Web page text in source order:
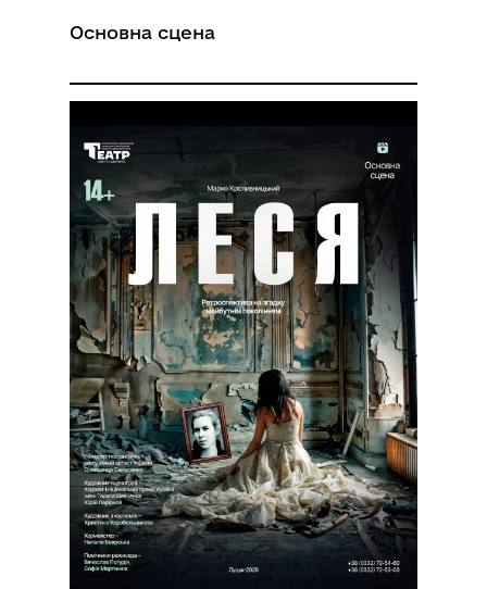
Основна сцена